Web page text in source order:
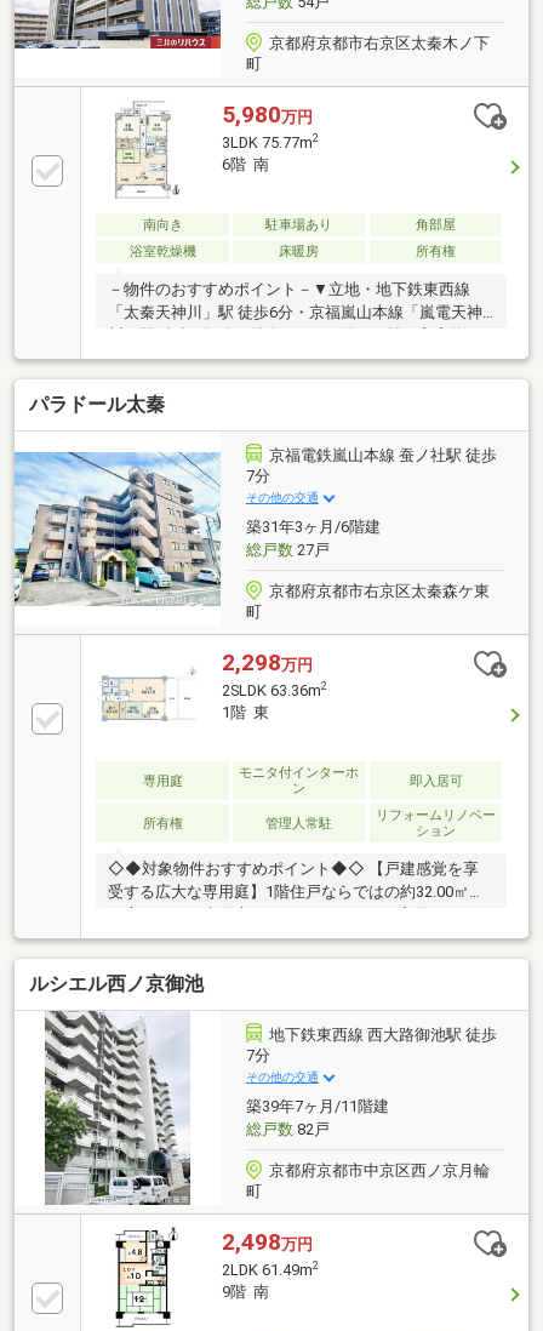
京都府京都市右京区太秦木ノ下
町
5,980万円
3LDK 75.77m2
6階 南
南向き 駐車場あり
角部屋
浴室乾燥機
床暖房 所有権
－物件のおすすめポイント－▼立地・地下鉄東西線
「太秦天神川」駅 徒歩6分・京福嵐山本線「嵐電天神
帖が隣接・食洗機搭載の対面式キッチン・全居室収納
スペース付・アルコーブ内に専用防災備蓄倉庫有・24
時間ゴミ出し可・宅配BOX有・ペット飼育可(規約有／
足洗い場有)▼設備・床暖房(LD)・浴室乾燥機▼周辺環
境・サンディ太秦天神川店 徒歩5分(約350m)・千石荘
公園 徒歩5分(約400m)■ ご希望の住まい探しをお手伝
いします ━━━━━・・・物件の詳細・ご相談はお気
軽にお問い合わせください。
パラドール太秦
京福電鉄嵐山本線 蚕ノ社駅 徒歩
7分
その他の交通
築31年3ヶ月/6階建
総戸数27戸
京都府京都市右京区太秦森ケ東
町
2,298万円
2SLDK 63.36m2
1階 東
専用庭
モニタ付インターホ
ン
即入居可
所有権 管理人常駐
リフォームリノベー
ション
◇◆対象物件おすすめポイント◆◇ 【戸建感覚を享
受する広大な専用庭】1階住戸ならではの約32.00㎡も
す。 お子様の遊び場やガーデニング、アウトドアリビ
ングとしてなど、マンションでありながら開放感あふ
れる暮らしを実現します 。 専有面積63.36㎡の
2LDK+S（納戸）タイプで、各居室や廊下にも収納が
充実しており、居住空間を有効に活用いただけます
ルシエル西ノ京御池
地下鉄東西線 西大路御池駅 徒歩
7分
その他の交通
築39年7ヶ月/11階建
総戸数82戸
京都府京都市中京区西ノ京月輪
町
2,498万円
2LDK 61.49m2
9階 南